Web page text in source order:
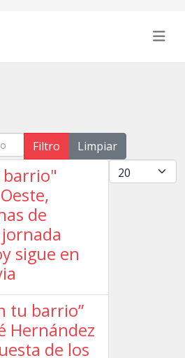
Filtro
Limpiar
Cantidad
barrio"
de
sigue en
tu barrio”
Hernández
de los